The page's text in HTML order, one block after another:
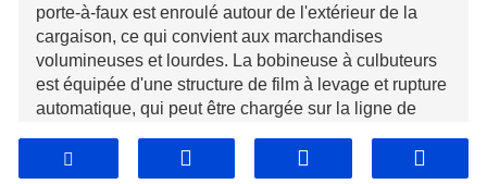
porte-à-faux est enroulé autour de l'extérieur de la
cargaison, ce qui convient aux marchandises
volumineuses et lourdes. La bobineuse à culbuteurs
est équipée d'une structure de film à levage et rupture
automatique, qui peut être chargée sur la ligne de
manuel. Convient aux opérations en ligne.